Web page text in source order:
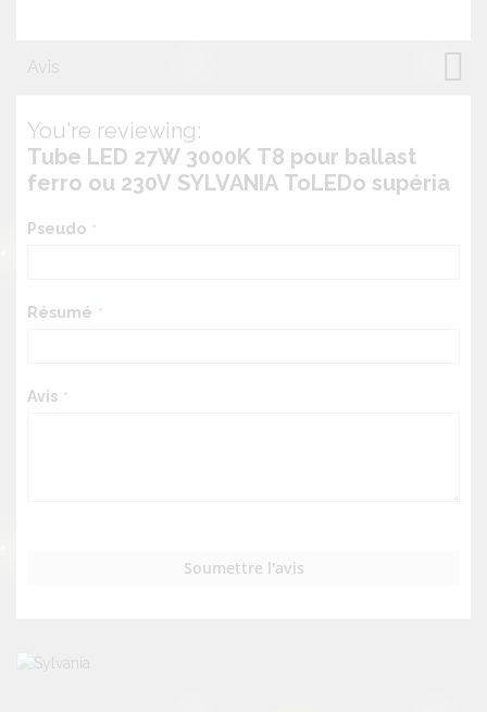
Avis
You're reviewing:
Tube LED 27W 3000K T8 pour ballast
ferro ou 230V SYLVANIA ToLEDo supéria
Pseudo
Résumé
Avis
Soumettre l'avis